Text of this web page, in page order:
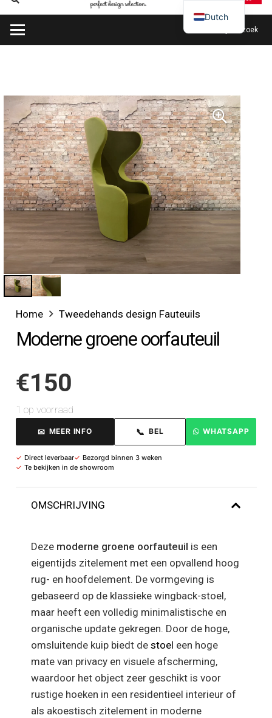
Plan mijn bezoek
Home Tweedehands design Fauteuils
Moderne groene oorfauteuil
€150
1 op voorraad
✉ MEER INFO 📞 BEL WHATSAPP
✓ Direct leverbaar✓ Bezorgd binnen 3 weken
✓ Te bekijken in de showroom
OMSCHRIJVING
Deze moderne groene oorfauteuil is een
eigentijds zitelement met een opvallend hoog
rug- en hoofdelement. De vormgeving is
gebaseerd op de klassieke wingback-stoel,
maar heeft een volledig minimalistische en
organische update gekregen. Door de hoge,
omsluitende kuip biedt de stoel een hoge
mate van privacy en visuele afscherming,
waardoor het object zeer geschikt is voor
rustige hoeken in een residentieel interieur of
als akoestisch zitelement in moderne
Dutch